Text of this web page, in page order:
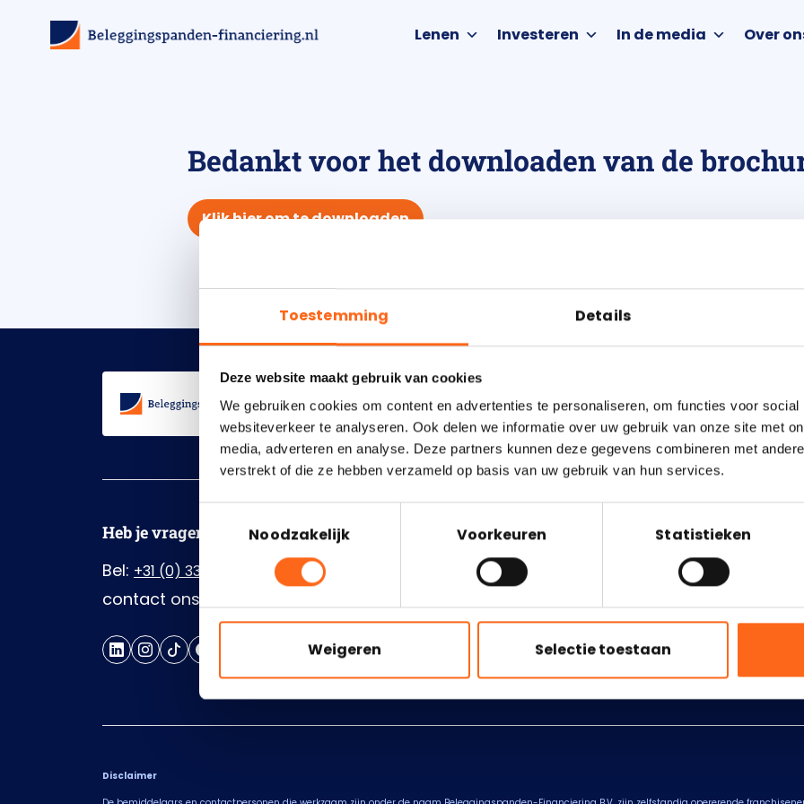
Toestemming Details
Deze website maakt gebruik van cookies
We gebruiken cookies om content en advertenties te personaliseren, om functies voor social
websiteverkeer te analyseren. Ook delen we informatie over uw gebruik van onze site met
media, adverteren en analyse. Deze partners kunnen deze gegevens combineren met
verstrekt of die ze hebben verzameld op basis van uw gebruik van hun services.
Noodzakelijk Voorkeuren Statistieken
Weigeren Selectie toestaan
Lenen Investeren In de media Over
Bedankt voor het downloaden van de
Klik hier om te downloaden
van
Onze partners
Heb je vragen?
Bel: +31 (0) 33 200 30 30
of neem
contact ons via het
Mogelijkheden
Financiering op vastgoed
Transformatie project
50/50 vastgoed deal
Zakelijke hypotheek oversluiten
In
Disclaimer